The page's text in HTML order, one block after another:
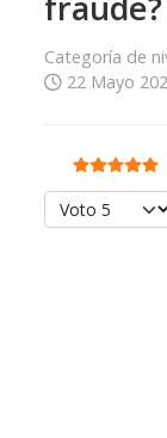
Categoría de
22 Mayo
Ratio:5/5
Por favor, vote